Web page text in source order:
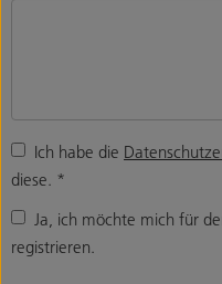
Ich habe die
diese. *
Ja, ich möchte mich für
registrieren.